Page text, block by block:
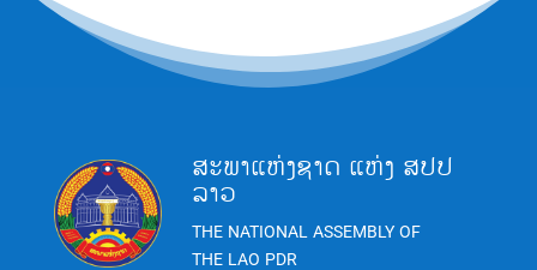
ສະພາແຫ່ງຊາດ ແຫ່ງ ສປປ
ລາວ
THE NATIONAL ASSEMBLY OF
THE LAO PDR